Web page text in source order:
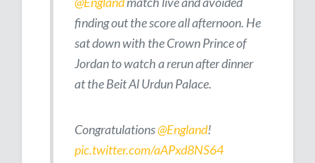
finding out the score all afternoon. He
sat down with the Crown Prince of
Jordan to watch a rerun after dinner
at the Beit Al Urdun Palace.
Congratulations@England!
pic.twitter.com/aAPxd8NS64